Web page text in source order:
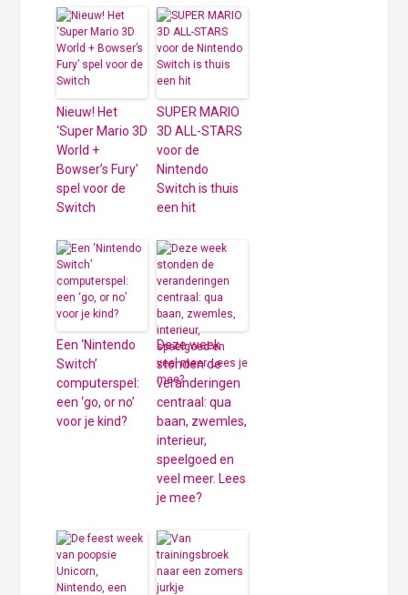
Nieuw! Het
‘Super Mario 3D
World +
Bowser’s Fury’
spel voor de
Switch
SUPER MARIO
3D ALL-STARS
voor de
Nintendo
Switch is thuis
een hit
Een ‘Nintendo
Switch’
computerspel:
een ‘go, or no’
voor je kind?
Deze week
stonden de
veranderingen
centraal: qua
baan, zwemles,
interieur,
speelgoed en
veel meer. Lees
je mee?